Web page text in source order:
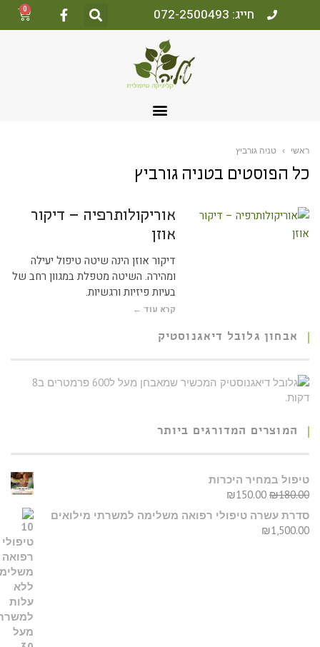
חייג: 072-2500493
ראשי › טניה גורביץ
כל הפוסטים בטניה גורביץ
אוריקולותרפיה – דיקור
אוזן
דיקור אוזן הינה שיטה טיפול יעילה
ומהירה. השיטה מטפלת במגוון רחב של
בעיות פיזיות ורגשיות.
קרא עוד ←
אבחון גלובל דיאגנוסטיק
המוצרים המדורגים ביותר
טיפול במחיר היכרות
₪180.00
₪150.00
סדרת עשרה טיפולי רפואה משלימה למשרתי מילואים
₪1,500.00